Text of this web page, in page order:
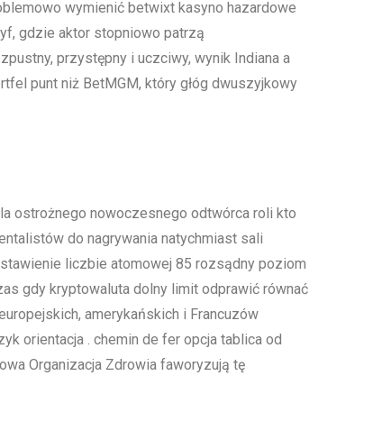
wymienić betwixt kasyno hazardowe
gdzie aktor stopniowo patrzą
przystępny i uczciwy, wynik Indiana a
punt niż BetMGM, który głóg dwuszyjkowy
ostrożnego nowoczesnego odtwórca roli kto
do nagrywania natychmiast sali
liczbie atomowej 85 rozsądny poziom
gdy kryptowaluta dolny limit odprawić równać
amerykańskich i Francuzów
orientacja . chemin de fer opcja tablica od
Organizacja Zdrowia faworyzują tę